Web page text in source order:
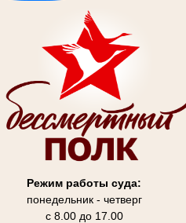
Режим работы суда:
понедельник - четверг
с 8.00 до 17.00